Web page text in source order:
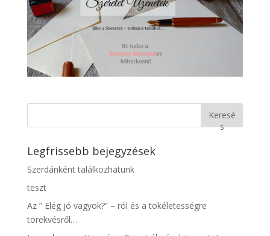
Keresé
s
Legfrissebb bejegyzések
Szerdánként találkozhatunk
teszt
Az ” Elég jó vagyok?” – ról és a tökéletességre
törekvésről…